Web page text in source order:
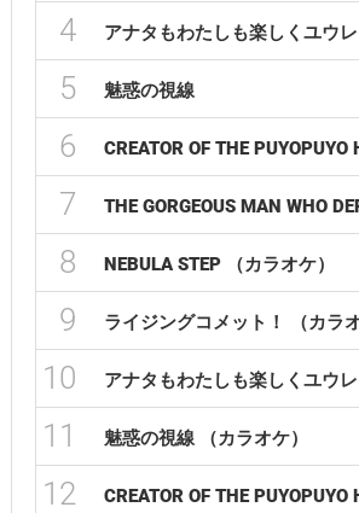
4 アナタもわたしも楽しくユウレ
5 魅惑の視線
6 CREATOR OF THE PUYOPUYO
7 THE GORGEOUS MAN WHO
8 NEBULA STEP （カラオケ）
9 ライジングコメット！ （カラオ
10 アナタもわたしも楽しくユウレ
11 魅惑の視線 （カラオケ）
12 CREATOR OF THE PUYOPUYO